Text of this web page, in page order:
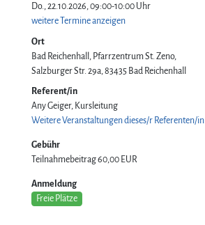
Do., 22.10.2026, 09:00-10:00 Uhr
weitere Termine anzeigen
Ort
Bad Reichenhall, Pfarrzentrum St. Zeno
Salzburger Str. 29a 83435 Bad Reichenhall
Referent/in
Any Geiger, Kursleitung
Weitere Veranstaltungen dieses/r Referenten/in
Gebühr
Teilnahmebeitrag60,00 EUR
Anmeldung
Freie Plätze